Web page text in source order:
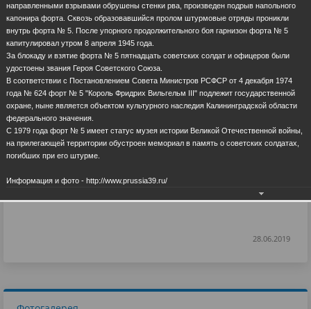
28.06.2019
направленными взрывами обрушены стенки рва, произведен подрыв напольного
капонира форта. Сквозь образовавшийся пролом штурмовые отряды проникли
внутрь форта № 5. После упорного продолжительного боя гарнизон форта № 5
капитулировал утром 8 апреля 1945 года.
За блокаду и взятие форта № 5 пятнадцать советских солдат и офицеров были
удостоены звания Героя Советского Союза.
В соответствии с Постановлением Совета Министров РСФСР от 4 декабря 1974
года № 624 форт № 5 "Король Фридрих Вильгельм III" подлежит государственной
охране, ныне является объектом культурного наследия Калининградской области
федерального значения.
С 1979 года форт № 5 имеет статус музея истории Великой Отечественной войны,
на прилегающей территории обустроен мемориал в память о советских солдатах,
погибших при его штурме.
Информация и фото - http://www.prussia39.ru/